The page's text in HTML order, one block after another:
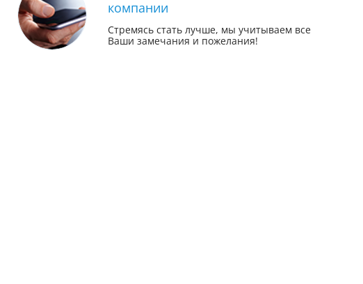
компании
Стремясь стать лучше, мы учитываем все
Ваши замечания и пожелания!